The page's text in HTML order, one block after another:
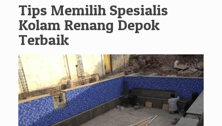
Tips Memilih Spesialis
Kolam Renang Depok
Terbaik